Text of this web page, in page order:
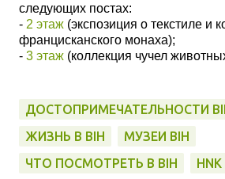
следующих постах:
- 2 этаж (экспозиция о текстиле и
францисканского монаха);
- 3 этаж (коллекция чучел
ДОСТОПРИМЕЧАТЕЛЬНОСТИ
ЖИЗНЬ В BIH
МУЗЕИ BIH
ЧТО ПОСМОТРЕТЬ В BIH
HNK